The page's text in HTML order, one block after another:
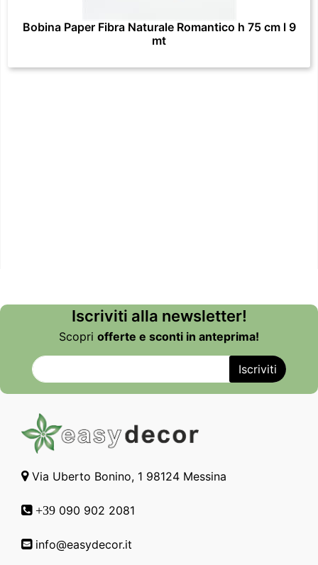
Bobina Paper Fibra Naturale Romantico h 75 cm l 9
mt
Iscriviti alla newsletter!
Scopri offerte e sconti in anteprima!
Via Uberto Bonino, 1 98124 Messina
+39 090 902 2081
info@easydecor.it